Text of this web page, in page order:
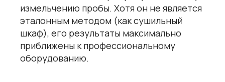
измельчению пробы. Хотя он не является
эталонным методом (как сушильный
шкаф), его результаты максимально
приближены к профессиональному
оборудованию.